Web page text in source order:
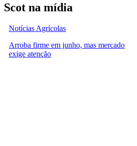
Scot na mídia
Notícias Agrícolas
Arroba firme em junho, mas mercado
exige atenção